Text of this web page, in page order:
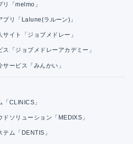
「melmo」
リ「Lalune(ラルーン)」
イト「ジョブメドレー」
「ジョブメドレーアカデミー」
ービス「みんかい」
CLINICS」
ソリューション「MEDIXS」
ム「DENTIS」